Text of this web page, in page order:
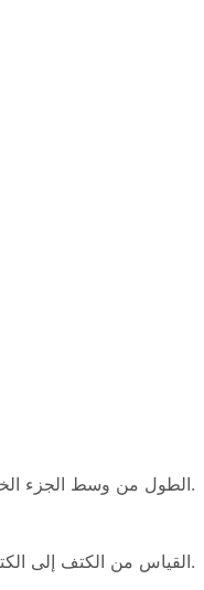
الطول من وسط الجزء الخلفي وصولا إلى أسفل الثوب.
القياس من الكتف إلى الكتف الآخر عبر الظهر.